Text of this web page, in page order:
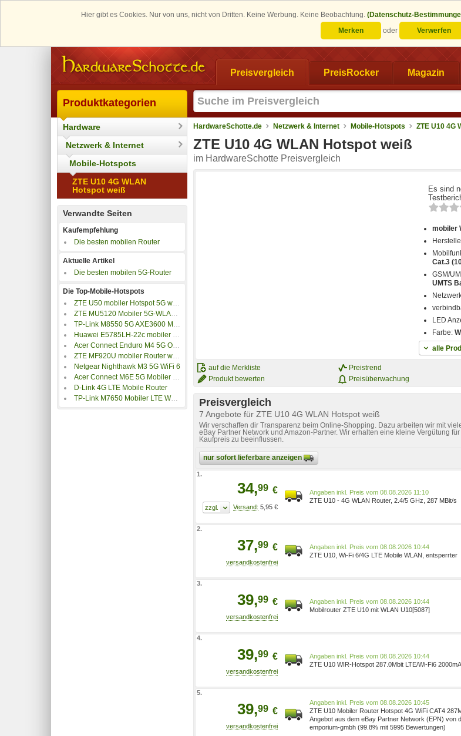
Hier gibt es Cookies. Nur von uns, nicht von Dritten. Keine Werbung. Keine Beobachtung. (Datenschutz-
Merken
oder Verwerfen
Preisvergleich PreisRocker Magazin
Produktkategorien
Hardware
Netzwerk & Internet
Mobile-Hotspots
ZTE U10 4G WLAN
Hotspot weiß
Verwandte Seiten
Kaufempfehlung
Die besten mobilen Router
Aktuelle Artikel
Die besten mobilen 5G-Router
Die Top-Mobile-Hotspots
ZTE U50 mobiler Hotspot 5G weiß
ZTE MU5120 Mobiler 5G-WLAN-Hotspot
TP-Link M8550 5G AXE3600 Mobiler Router
Huawei E5785LH-22c mobiler LTE Hotspot schwarz
Acer Connect Enduro M4 5G Outdoor Hostspot
ZTE MF920U mobiler Router weiß
Netgear Nighthawk M3 5G WiFi 6
Acer Connect M6E 5G Mobiler WiFi Hostspot
D-Link 4G LTE Mobile Router
TP-Link M7650 Mobiler LTE WLAN-Router
HardwareSchotte.de Netzwerk & Internet Mobile-Hotspots ZTE U10 4G
ZTE U10 4G WLAN Hotspot weiß
im HardwareSchotte Preisvergleich
Es sind
mobiler
Cat.3
GSM/
UMTS
LED
Farbe:
alle
auf die Merkliste
Produkt bewerten
Preistrend
Preisüberwachung
Preisvergleich
7 Angebote für ZTE U10 4G WLAN Hotspot weiß
Wir verschaffen dir Transparenz beim Online-Shopping. Dazu arbeiten wir mit
eBay Partner Network und Amazon-Partner. Wir erhalten eine kleine Vergütung
Kaufpreis zu beeinflussen.
nur sofort lieferbare anzeigen
1.
34,99 €
5,95 €
Preis vom 08.08.2026 11:10
ZTE U10 - 4G WLAN Router, 2.4/5 GHz, 287 MBit/s
2.
37,99 €
Preis vom 08.08.2026 10:44
ZTE U10, Wi-Fi 6/4G LTE Mobile WLAN, entsperrter
3.
39,99 €
Preis vom 08.08.2026 10:44
Mobilrouter ZTE U10 mit WLAN U10[5087]
4.
39,99 €
Preis vom 08.08.2026 10:44
ZTE U10 WIR-Hotspot 287.0Mbit LTE/Wi-Fi6
5.
39,99 €
Preis vom 08.08.2026 10:45
ZTE U10 Mobiler Router Hotspot 4G WiFi CAT4
für bis zu 32 Geräte weiss 6902176112348
Angebot aus dem eBay Partner Network (EPN) von
emporium-gmbh (99.8% mit 5995 Bewertungen)